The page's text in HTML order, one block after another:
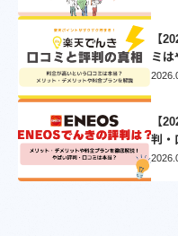
【
ミ
メリ
【
判・
ョン